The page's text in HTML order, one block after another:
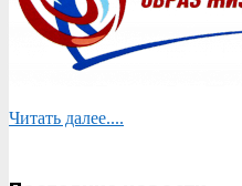
Читать далее....